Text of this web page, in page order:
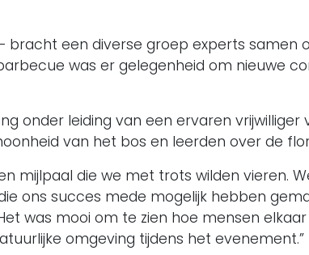
bracht een diverse groep experts samen
was er gelegenheid om nieuwe
onder leiding van een ervaren vrijwilliger
van het bos en leerden over de
mijlpaal die we met trots wilden vieren.
ons succes mede mogelijk hebben
was mooi om te zien hoe mensen
omgeving tijdens het evenement.”